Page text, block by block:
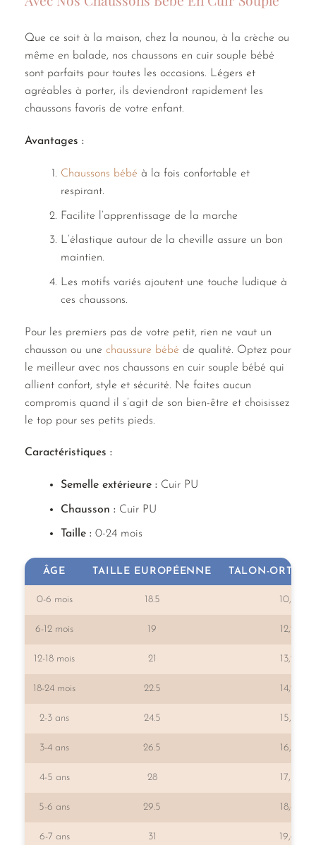
Que ce soit à la maison, chez la nounou, à la crèche ou
même en balade, nos chaussons en cuir souple bébé
sont parfaits pour toutes les occasions. Légers et
agréables à porter, ils deviendront rapidement les
chaussons favoris de votre enfant.
Avantages :
Chaussons bébé à la fois confortable et
respirant.
Facilite l’apprentissage de la marche
L’élastique autour de la cheville assure un bon
maintien.
Les motifs variés ajoutent une touche ludique à
ces chaussons.
Pour les premiers pas de votre petit, rien ne vaut un
chausson ou une chaussure bébé de qualité. Optez pour
le meilleur avec nos chaussons en cuir souple bébé qui
allient confort, style et sécurité. Ne faites aucun
compromis quand il s’agit de son bien-être et choisissez
le top pour ses petits pieds.
Caractéristiques :
Semelle extérieure :Cuir PU
Chausson :Cuir PU
Taille :0-24 mois
ÂGE TAILLE EUROPÉENNE TALON-
0-6 mois 18.5 10,7
6-12 mois 19 12,2
12-18 mois 21 13,2
18-24 mois 22.5 14,2
2-3 ans 24.5 15,2
3-4 ans 26.5 16,2
4-5 ans 28 17,5
5-6 ans 29.5 18,6
6-7 ans 31 19,6